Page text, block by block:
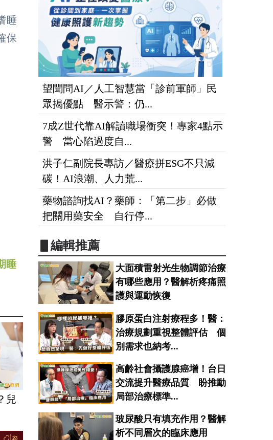
睡
保
睡
兒
望聞問AI／人工智慧當「診前軍師」民
眾揭優點 醫示警：仍...
7成Z世代靠AI解讀職場衝突！專家4點示
警 當心陷過度自...
洪子仁副院長專訪／醫療拼ESG不只減
碳！AI浪潮、人力荒...
藥物諮詢找AI？藥師：「第二步」必做
把關用藥安全 自行停...
▋編輯推薦
大面積雷射光生物調節治療
有哪些應用？醫解析疼痛照
護與運動恢復
膠原蛋白注射療程多！醫：
治療規劃重視整體評估 個
別需求也納考...
高齡社會攝護腺癌增！台日
交流提升醫療品質 盼推動
局部治療標準...
玻尿酸只有填充作用？醫解
析不同層次的臨床應用